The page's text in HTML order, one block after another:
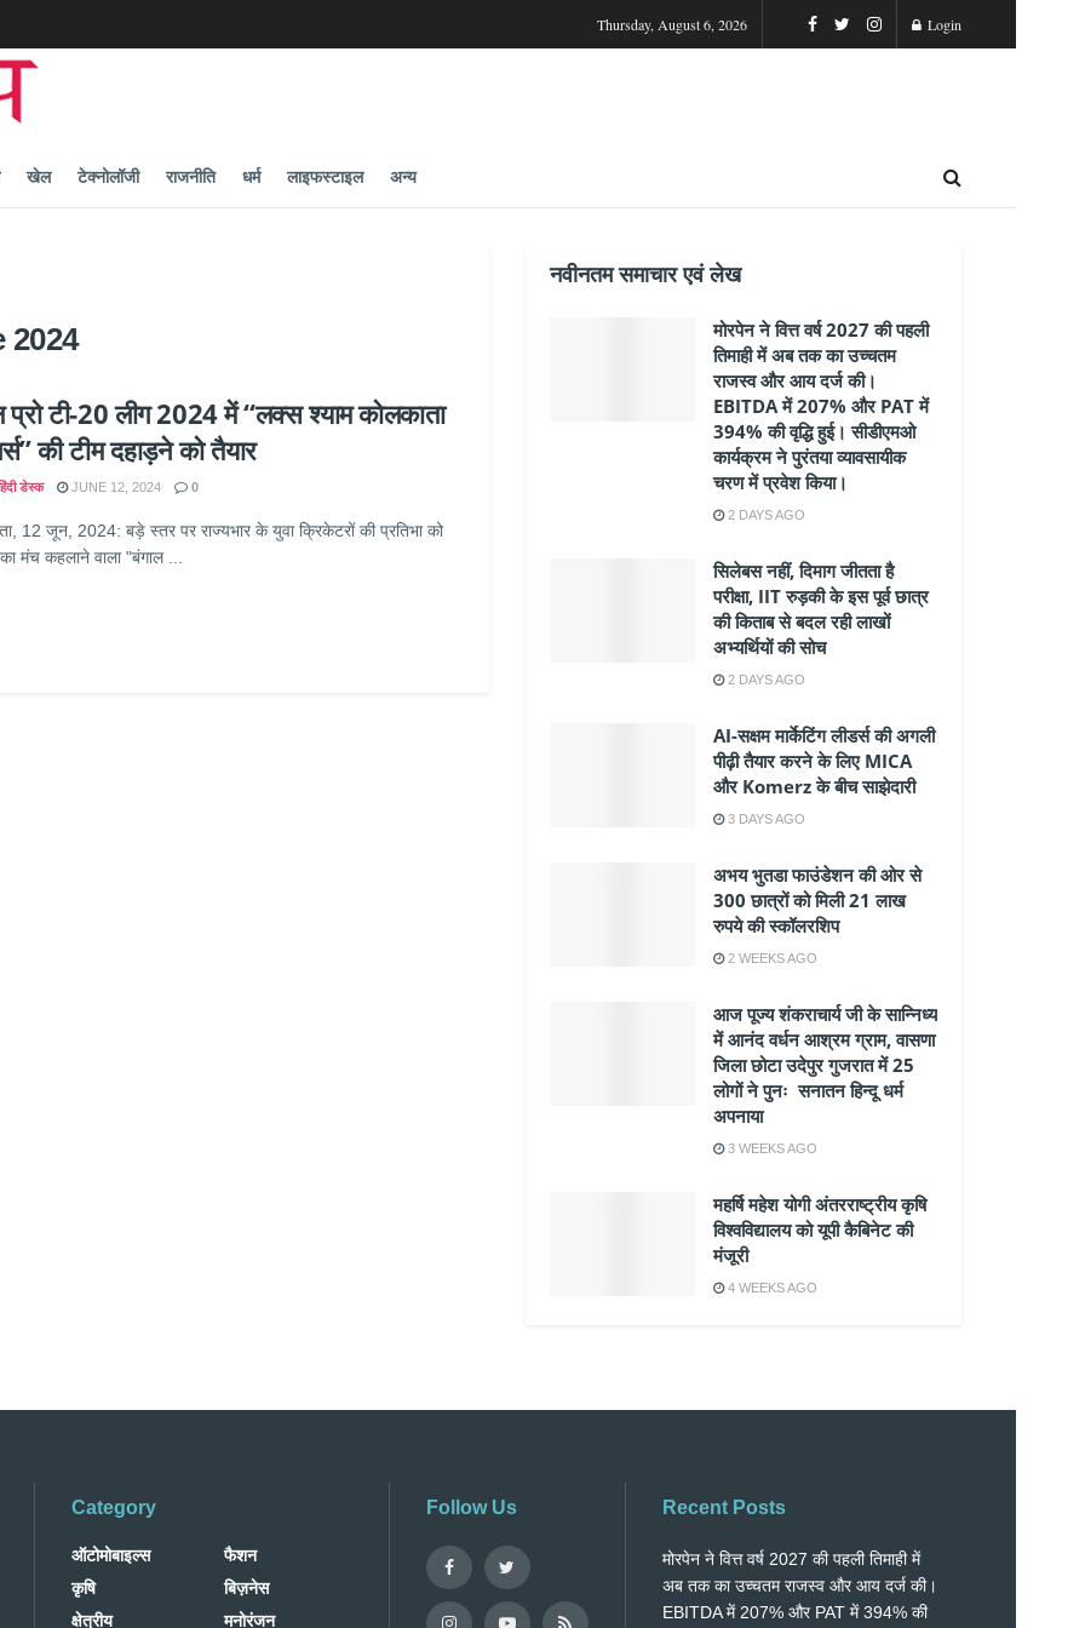
Thursday, August 6, 2026 Login
खेल टेक्नोलॉजी राजनीति धर्म लाइफस्टाइल अन्य
2024
प्रो टी-20 लीग 2024 में “लक्स श्याम कोलकाता
की टीम दहाड़ने को तैयार
डेस्क JUNE 12, 2024 0
12 जून, 2024: बड़े स्तर पर राज्यभार के युवा क्रिकेटरों की प्रतिभा को
मंच कहलाने वाला "बंगाल ...
नवीनतम समाचार एवं लेख
मोरपेन ने वित्त वर्ष 2027 की पहली
तिमाही में अब तक का उच्चतम
राजस्व और आय दर्ज की।
EBITDA में 207% और PAT में
394% की वृद्धि हुई। सीडीएमओ
कार्यक्रम ने पुरंतया व्यावसायीक
चरण में प्रवेश किया।
2 DAYS AGO
सिलेबस नहीं, दिमाग जीतता है
परीक्षा, IIT रुड़की के इस पूर्व छात्र
की किताब से बदल रही लाखों
अभ्यर्थियों की सोच
2 DAYS AGO
AI-सक्षम मार्केटिंग लीडर्स की अगली
पीढ़ी तैयार करने के लिए MICA
और Komerz के बीच साझेदारी
3 DAYS AGO
अभय भुतडा फाउंडेशन की ओर से
300 छात्रों को मिली 21 लाख
रुपये की स्कॉलरशिप
2 WEEKS AGO
आज पूज्य शंकराचार्य जी के सान्निध्य
में आनंद वर्धन आश्रम ग्राम, वासणा
जिला छोटा उदेपुर गुजरात में 25
लोगों ने पुनः सनातन हिन्दू धर्म
अपनाया
3 WEEKS AGO
महर्षि महेश योगी अंतरराष्ट्रीय कृषि
विश्वविद्यालय को यूपी कैबिनेट की
मंजूरी
4 WEEKS AGO
Category
ऑटोमोबाइल्स
कृषि
क्षेत्रीय
फैशन
बिज़नेस
मनोरंजन
Follow Us Recent Posts
मोरपेन ने वित्त वर्ष 2027 की पहली तिमाही में
अब तक का उच्चतम राजस्व और आय दर्ज की।
EBITDA में 207% और PAT में 394% की